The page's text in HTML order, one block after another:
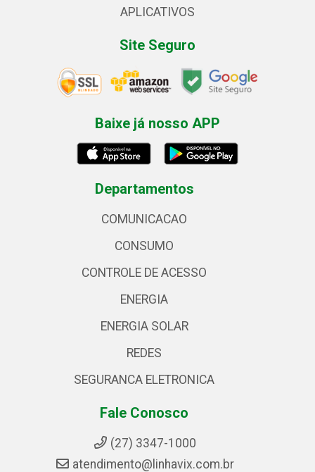
APLICATIVOS
Site Seguro
Baixe já nosso APP
Departamentos
COMUNICACAO
CONSUMO
CONTROLE DE ACESSO
ENERGIA
ENERGIA SOLAR
REDES
SEGURANCA ELETRONICA
Fale Conosco
(27) 3347-1000
atendimento@linhavix.com.br